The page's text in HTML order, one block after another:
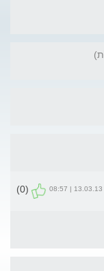
13.03.13 | 08:57
(0)